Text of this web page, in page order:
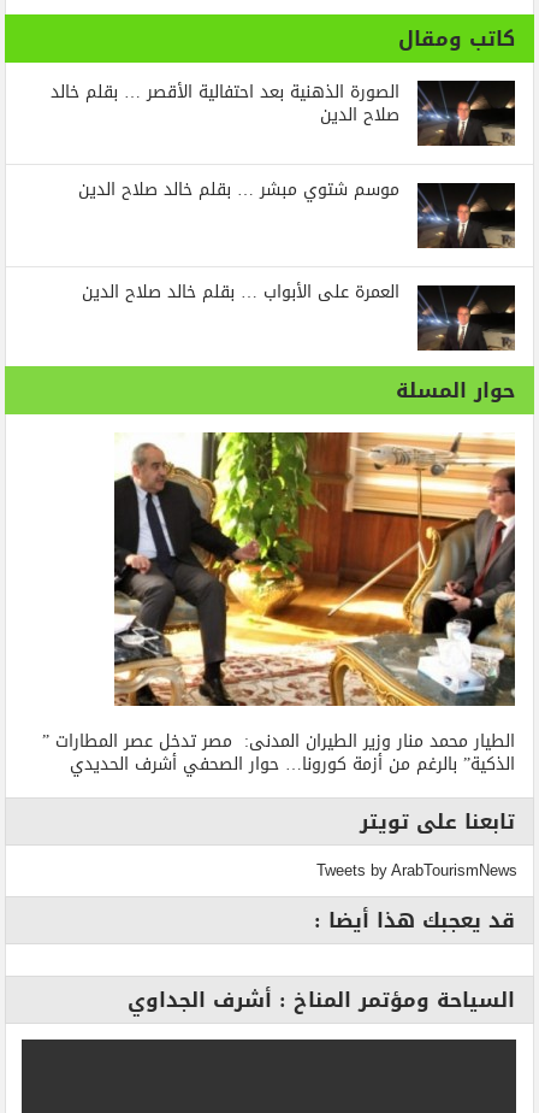
كاتب ومقال
الصورة الذهنية بعد احتفالية الأقصر … بقلم خالد
صلاح الدين
موسم شتوي مبشر … بقلم خالد صلاح الدين
العمرة على الأبواب … بقلم خالد صلاح الدين
حوار المسلة
الطيار محمد منار وزير الطيران المدنى: مصر تدخل عصر المطارات ”
الذكية” بالرغم من أزمة كورونا… حوار الصحفي أشرف الحديدي
تابعنا على تويتر
Tweets by ArabTourismNews
قد يعجبك هذا أيضا :
السياحة ومؤتمر المناخ : أشرف الجداوي